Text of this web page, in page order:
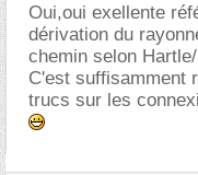
Oui,oui exellente
dérivation du
chemin selon
C'est suffisamment
trucs sur les